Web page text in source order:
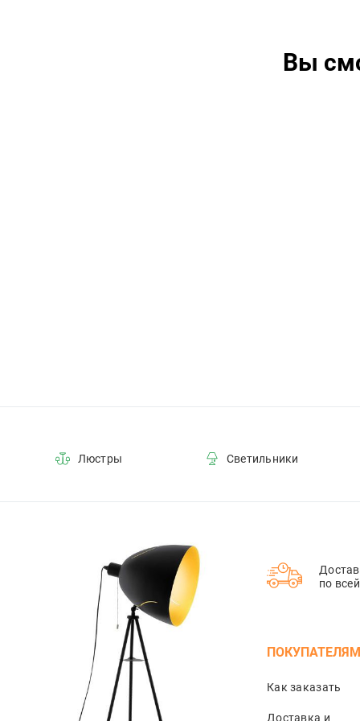
Вы
Люстры Светильники
по
ПОКУПАТЕЛЯМ
Как заказать
Доставка и